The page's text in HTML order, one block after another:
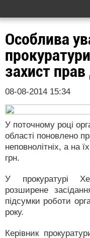
Особлива
захист прав
08-08-2014 15:34
У поточному році
області поновлено
неповнолітніх, а на
грн.
У прокуратурі
розширене
підсумки роботи
року.
Керівник